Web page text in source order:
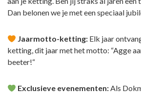
Dan belonen we je met een speciaal
Jaarmotto-ketting: Elk jaar
ketting, dit jaar met het motto: “Agge
beeter!“
Exclusieve evenementen:Als